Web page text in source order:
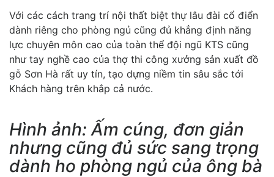
Với các cách trang trí nội thất biệt thự lâu đài cổ điển
dành riêng cho phòng ngủ cũng đủ khẳng định năng
lực chuyên môn cao của toàn thể đội ngũ KTS cũng
như tay nghề cao của thợ thi công xưởng sản xuất đồ
gỗ Sơn Hà rất uy tín, tạo dựng niềm tin sâu sắc tới
Khách hàng trên khắp cả nước.
Hình ảnh: Ấm cúng, đơn giản
nhưng cũng đủ sức sang trọng
dành ho phòng ngủ của ông bà